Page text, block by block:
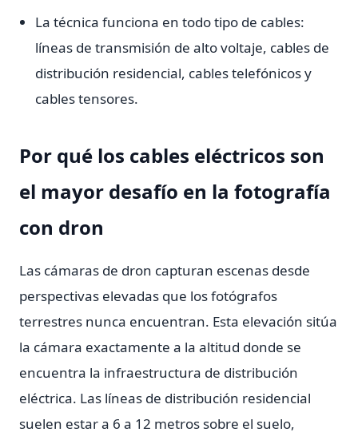
La técnica funciona en todo tipo de cables:
líneas de transmisión de alto voltaje, cables de
distribución residencial, cables telefónicos y
cables tensores.
Por qué los cables eléctricos son
el mayor desafío en la fotografía
con dron
Las cámaras de dron capturan escenas desde
perspectivas elevadas que los fotógrafos
terrestres nunca encuentran. Esta elevación sitúa
la cámara exactamente a la altitud donde se
encuentra la infraestructura de distribución
eléctrica. Las líneas de distribución residencial
suelen estar a 6 a 12 metros sobre el suelo,